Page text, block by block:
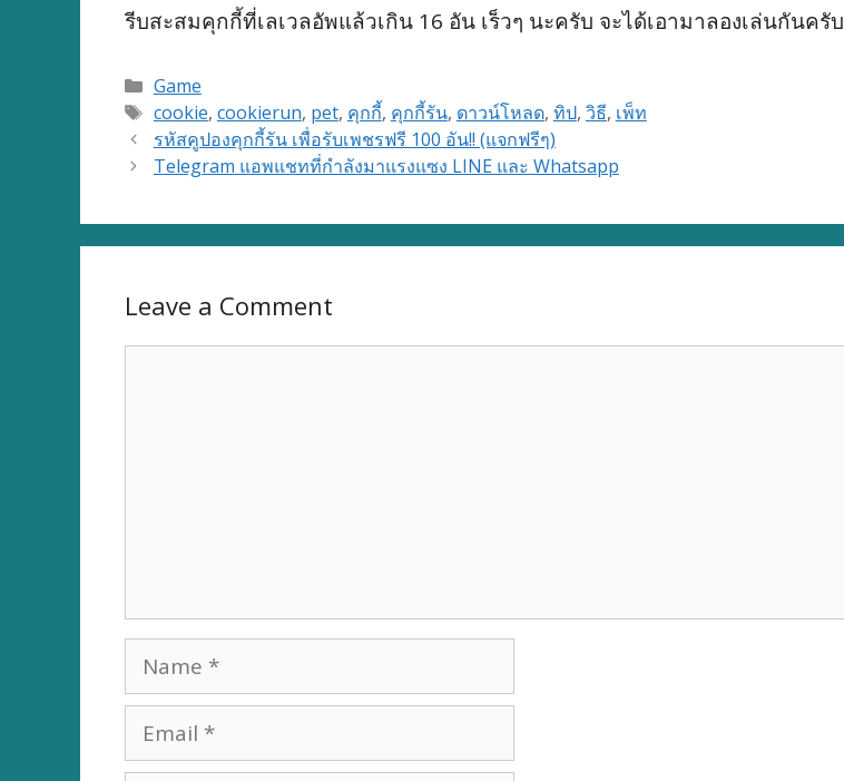
รีบสะสมคุกกี้ที่เลเวลอัพแล้วเกิน 16 อัน เร็วๆ นะครับ จะได้เอามาลองเล่นกันครับ
Categories
Game
Tags
cookie, cookierun, pet, คุกกี้, คุกกี้รัน, ดาวน์โหลด, ทิป, วิธี, เพ็ท
รหัสคูปองคุกกี้รัน เพื่อรับเพชรฟรี 100 อัน!! (แจกฟรีๆ)
Telegram แอพแชทที่กำลังมาแรงแซง LINE และ Whatsapp
Leave a Comment
Name
Email